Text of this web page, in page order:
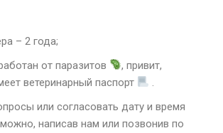
– 2 года;
от паразитов
, привит,
ветеринарный паспорт
.
или согласовать дату и время
можно, написав нам или позвонив по